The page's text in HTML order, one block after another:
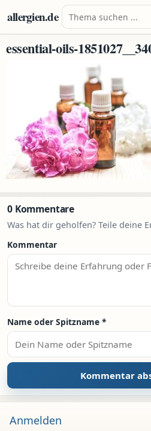
Zum Inhalt springen
allergien.de Suche nach:
essential-oils-
0 Kommentare
Was hat dir geholfen? Teile deine
Kommentar
Name oder Spitzname *
Anmelden